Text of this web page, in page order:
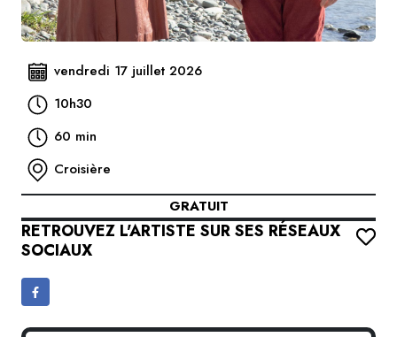
vendredi 17 juillet 2026
10h30
60 min
Croisière
GRATUIT
RETROUVEZ L'ARTISTE SUR SES RÉSEAUX
SOCIAUX